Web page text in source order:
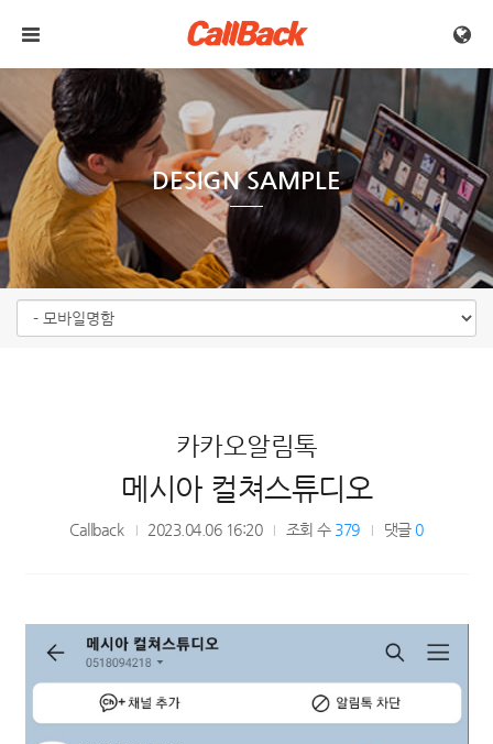
DESIGN SAMPLE
카카오알림톡
메시아 컬쳐스튜디오
Callback 2023.04.06 16:20 조회 수 379 댓글0